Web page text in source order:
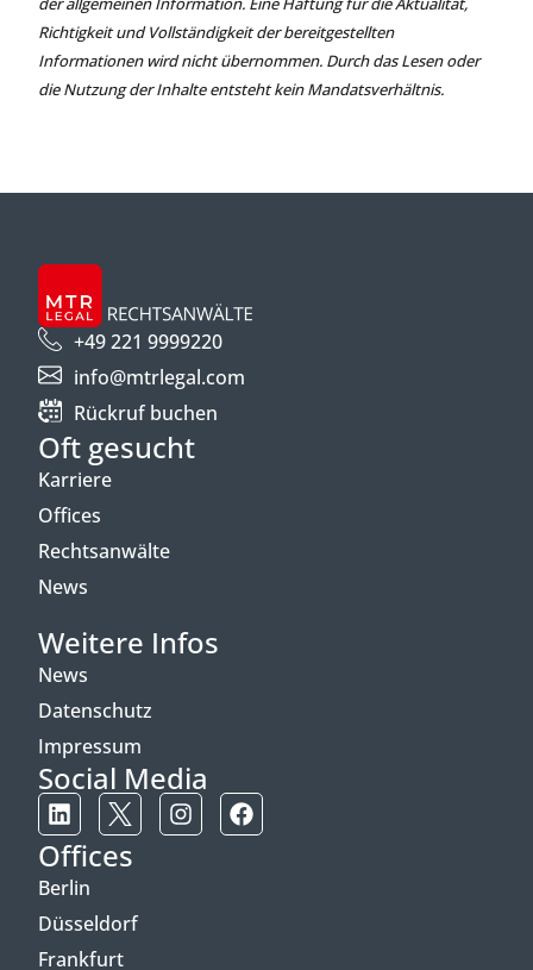
Richtigkeit und Vollständigkeit der bereitgestellten
Informationen wird nicht übernommen. Durch das Lesen oder
die Nutzung der Inhalte entsteht kein Mandatsverhältnis.
+49 221 9999220
info@mtrlegal.com
Rückruf buchen
Oft gesucht
Karriere
Offices
Rechtsanwälte
News
Weitere Infos
News
Datenschutz
Impressum
Social Media
Offices
Berlin
Düsseldorf
Frankfurt